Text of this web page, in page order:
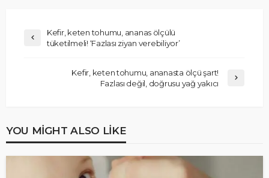
Kefir, keten tohumu, ananas ölçülü
tüketilmeli! ‘Fazlası ziyan verebiliyor’
Kefir, keten tohumu, ananasta ölçü şart!
Fazlası değil, doğrusu yağ yakıcı
YOU MIGHT ALSO LIKE